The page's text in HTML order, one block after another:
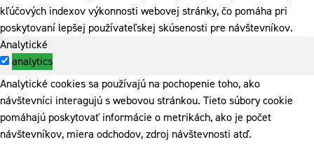
kľúčových indexov výkonnosti webovej stránky, čo pomáha pri
poskytovaní lepšej používateľskej skúsenosti pre návštevníkov.
Analytické
analytics
Analytické cookies sa používajú na pochopenie toho, ako
návštevníci interagujú s webovou stránkou. Tieto súbory cookie
pomáhajú poskytovať informácie o metrikách, ako je počet
návštevníkov, miera odchodov, zdroj návštevnosti atď.